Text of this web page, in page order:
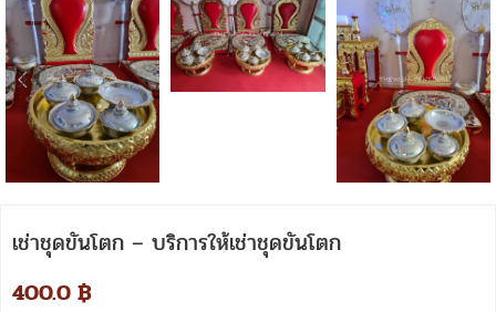
เช่าชุดขันโตก – บริการให้เช่าชุดขันโตก
400.0฿